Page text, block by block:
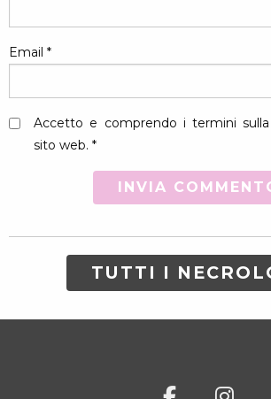
Email *
Accetto e comprendo i termini
sito web. *
TUTTI I